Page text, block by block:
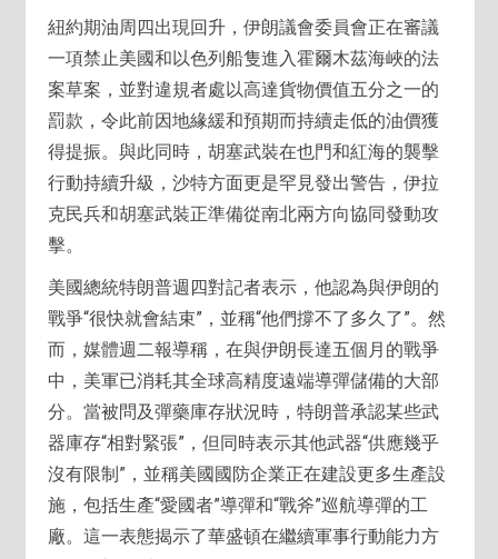
紐約期油周四出現回升，伊朗議會委員會正在審議
一項禁止美國和以色列船隻進入霍爾木茲海峽的法
案草案，並對違規者處以高達貨物價值五分之一的
罰款，令此前因地緣緩和預期而持續走低的油價獲
得提振。與此同時，胡塞武裝在也門和紅海的襲擊
行動持續升級，沙特方面更是罕見發出警告，伊拉
克民兵和胡塞武裝正準備從南北兩方向協同發動攻
擊。
美國總統特朗普週四對記者表示，他認為與伊朗的
戰爭“很快就會結束”，並稱“他們撐不了多久了”。然
而，媒體週二報導稱，在與伊朗長達五個月的戰爭
中，美軍已消耗其全球高精度遠端導彈儲備的大部
分。當被問及彈藥庫存狀況時，特朗普承認某些武
器庫存“相對緊張”，但同時表示其他武器“供應幾乎
沒有限制”，並稱美國國防企業正在建設更多生產設
施，包括生產“愛國者”導彈和“戰斧”巡航導彈的工
廠。這一表態揭示了華盛頓在繼續軍事行動能力方